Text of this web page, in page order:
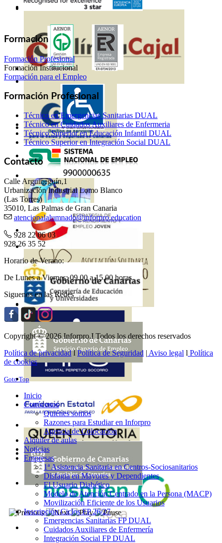
Formación
Formación Profesional
Formación Institucional
Formación para el Empleo
Formación Profesional
Técnico en Emergencias Sanitarias DUAL
Técnico en Cuidados Auxiliares de Enfermeria
Técnico Superior en Educación Infantil DUAL
Técnico Superior en Integración Social DUAL
Contacto
Calle Arguineguín,1
Urbanización Industrial Lomo Blanco
(Las Torres)
35010, Las Palmas de Gran Canaria
atencionalalumnado@inforpro.education
928 22 06 03
928 26 35 52
Horario de Verano:
De Lunes a Viernes: 09.00 a 15.00 horas
Siguenos en las Redes
Copyright © 2026 Inforpro.I Todos los derechos reservados
Política de privacidadlPolítica de Seguridad | Aviso legal l Política
de cookies
Goto Top
Inicio
Conócenos
Quiénes somos
Razones para Estudiar en Inforpro
Agencia de Colocación
Alquiler de aulas
Noticias
Empresas
1ª Asistencia Sanitaria en Centros-Sociosanitarios
Disfagia en Mayores y Dependientes
El Usuario Diabético
Modelo de Atención Centrado en la Persona (MACP)
Movilización Eficiente de los Usuarios
Inscripción Ciclos FP 26/27
Emergencias Sanitarias FP DUAL
Cuidados Auxiliares de Enfermería
Integración Social FP DUAL